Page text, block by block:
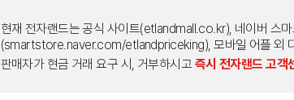
현재 전자랜드는 공식 사이트(etlandmall.co.kr), 네이버 스
(smartstore.naver.com/etlandpriceking), 모바일 어플 외
판매자가 현금 거래 요구 시, 거부하시고 즉시 전자랜드 고객